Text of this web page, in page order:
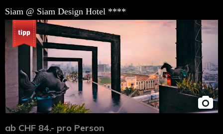
Siam @ Siam Design Hotel ****
ab CHF 84.- pro Person